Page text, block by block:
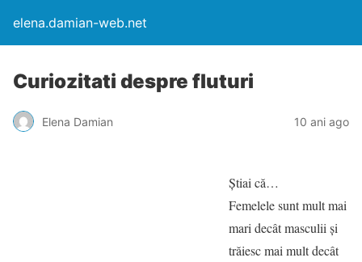
elena.damian-web.net
Curiozitati despre fluturi
Elena Damian 10 ani ago
Știai că…
Femelele sunt mult mai
mari decât masculii și
trăiesc mai mult decât